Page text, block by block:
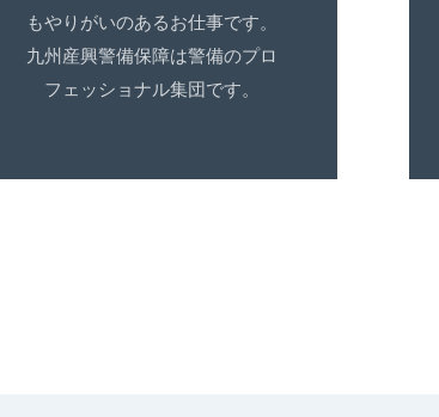
もやりがいのあるお仕事です。
九州産興警備保障は警備のプロ
フェッショナル集団です。